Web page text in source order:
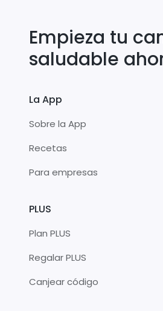
Empieza tu
saludable
La App
Sobre la App
Recetas
Para empresas
PLUS
Plan PLUS
Regalar PLUS
Canjear código